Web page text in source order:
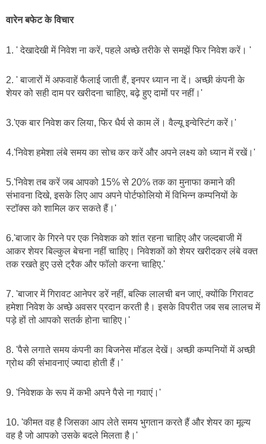
वारेन बफेट के विचार
1. ' देखादेखी में निवेश ना करें, पहले अच्छे तरीके से समझें फिर निवेश करें। '
2. ' बाजारों में अफवाहें फैलाई जाती हैं, इनपर ध्यान ना दें। अच्छी कंपनी के
शेयर को सही दाम पर खरीदना चाहिए, बढ़े हुए दामों पर नहीं।'
3.'एक बार निवेश कर लिया, फिर धैर्य से काम लें। वैल्यू इन्वेस्टिंग करें।'
4.'निवेश हमेशा लंबे समय का सोच कर करें और अपने लक्ष्य को ध्यान में रखें।'
5.'निवेश तब करें जब आपको 15% से 20% तक का मुनाफा कमाने की
संभावना दिखे, इसके लिए आप अपने पोर्टफोलियो में विभिन्न कम्पनियों के
स्टॉक्स को शामिल कर सकते हैं।'
6.'बाजार के गिरने पर एक निवेशक को शांत रहना चाहिए और जल्दबाजी में
आकर शेयर बिल्कुल बेचना नहीं चाहिए। निवेशकों को शेयर खरीदकर लंबे वक्त
तक रखते हुए उसे ट्रैक और फॉलो करना चाहिए.'
7. 'बाजार में गिरावट आनेपर डरें नहीं, बल्कि लालची बन जाएं, क्योंकि गिरावट
हमेशा निवेश के अच्छे अवसर प्रदान करती है। इसके विपरीत जब सब लालच में
पड़े हों तो आपको सतर्क होना चाहिए।'
8. 'पैसे लगाते समय कंपनी का बिजनेस मॉडल देखें। अच्छी कम्पनियों में अच्छी
ग्रोथ की संभावनाएं ज्यादा होती हैं।'
9. 'निवेशक के रूप में कभी अपने पैसे ना गवाएं।'
10. 'कीमत वह है जिसका आप लेते समय भुगतान करते हैं और शेयर का मूल्य
वह है जो आपको उसके बदले मिलता है।'